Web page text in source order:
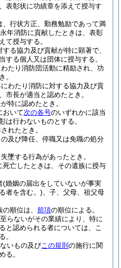
表彰状に功績章を添えて授与す
、行状方正、勤務勉励であって満
年消防に貢献したときは、表彰
て授与する。
る協力及び貢献が特に顕著で、
する個人又は団体に授与する。
たり消防団活動に精励され、功
。
わたり消防に対する協力及び貢
市長が適当と認めたとき。
特に認めたとき。
おいて次の各号のいずれかに該当
は行わないものとする。
れたとき。
及び降任、停職又は免職の処分
墜する行為があったとき。
死亡したときは、その遺族に授与
(婚姻の届出をしていないが事実
者を含む。) 、子、父母、祖父母
順位は、 前項の順位による。
らないがその業績により、特に
と認められる者については、こ
。
いもの及びこの規則 の施行に関
る。